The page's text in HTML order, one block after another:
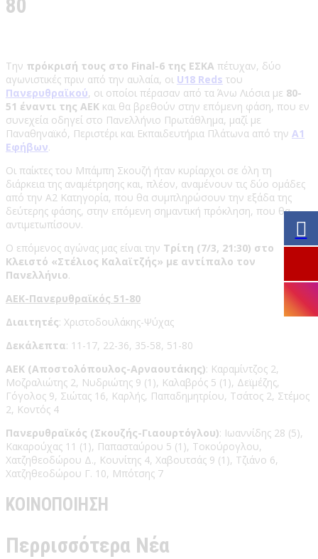
80
Την πρόκρισή τους στο Final-6 της ΕΣΚΑ πέτυχαν, δύο
αγωνιστικές πριν από την αυλαία, οι U18 Reds του
Πανερυθραϊκού, οι οποίοι πέρασαν από τα Άνω Λιόσια με 80-
51 έναντι της ΑΕΚ και θα βρεθούν στην επόμενη φάση, που εν
συνεχεία οδηγεί στο Πανελλήνιο Πρωτάθλημα, μαζί με
Παναθηναϊκό, Περιστέρι και Εκπαιδευτήρια Πλάτωνα από την Α1
Εφήβων.
Οι παίκτες του Μπάμπη Σκουζή ήταν κυρίαρχοι σε όλη τη
διάρκεια της αναμέτρησης και, πλέον, αναμένουν τις δύο ομάδες
από την Α2 Κατηγορία, που θα συμπληρώσουν την εξάδα της
δεύτερης φάσης, στην επόμενη σημαντική πρόκληση, που θα
αντιμετωπίσουν.
Ο επόμενος αγώνας μας είναι την Τρίτη (7/3, 21:30) στο
Κλειστό «Στέλιος Καλαϊτζής» με αντίπαλο τον
Πανελλήνιο.
ΑΕΚ-Πανερυθραϊκός 51-80
Διαιτητές: Χριστοδουλάκης-Ψύχας
Δεκάλεπτα: 11-17, 22-36, 35-58, 51-80
ΑΕΚ (Αποστολόπουλος-Αρναουτάκης): Καραμίντζος 2,
Μοζραλιώτης 2, Νυδριώτης 9 (1), Καλαβρός 5 (1), Δεϊμέζης,
Γόγολος 9, Σιώτας 16, Καρλής, Παπαδημητρίου, Τσάτος 2, Στέμος
2, Κοντός 4
Πανερυθραϊκός (Σκουζής-Γιαουρτόγλου): Ιωαννίδης 28 (5),
Κακαρούχας 11 (1), Παπασταύρου 5 (1), Τοκούρογλου,
Χατζηθεοδώρου Δ., Κουνίτης 4, Χαβουτσάς 9 (1), Τζιάνο 6,
Χατζηθεοδώρου Γ. 10, Μπότσης 7
ΚΟΙΝΟΠΟΙΗΣΗ
Περρισσότερα Νέα